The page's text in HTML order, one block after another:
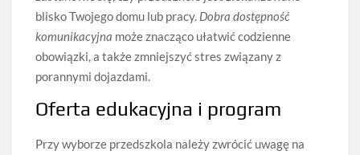
blisko Twojego domu lub pracy. Dobra dostępność
komunikacyjna może znacząco ułatwić codzienne
obowiązki, a także zmniejszyć stres związany z
porannymi dojazdami.
Oferta edukacyjna i program
Przy wyborze przedszkola należy zwrócić uwagę na